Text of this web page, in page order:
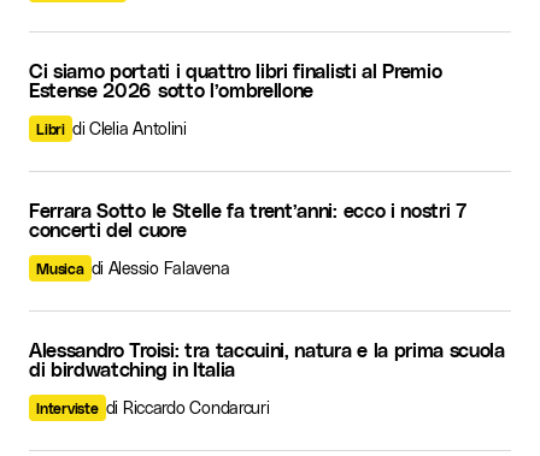
Ci siamo portati i quattro libri finalisti al Premio
Estense 2026 sotto l’ombrellone
Libri di Clelia Antolini
Ferrara Sotto le Stelle fa trent’anni: ecco i nostri 7
concerti del cuore
Musica di Alessio Falavena
Alessandro Troisi: tra taccuini, natura e la prima scuola
di birdwatching in Italia
Interviste di Riccardo Condarcuri